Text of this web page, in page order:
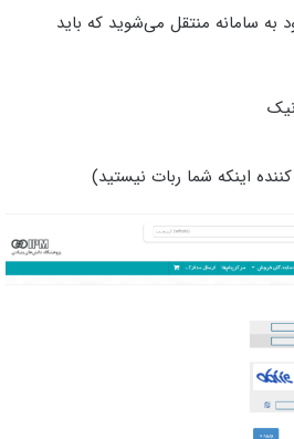
به سامانه منتقل می‌شوید که باید
اینکه شما ربات نیستید)